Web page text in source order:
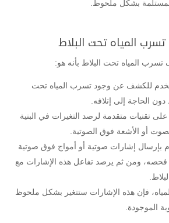
المستلمة بشكل ملحوظ.
المياه تحت البلاط
المياه تحت البلاط بأنه هو:
للكشف عن وجود تسرب المياه تحت
الحاجة إلى إتلافه.
تقنيات متقدمة لرصد التغيرات في البنية
أو الأشعة فوق الصوتية.
بإرسال إشارات صوتية أو أمواج فوق صوتية
فحصه، ومن ثم يرصد تفاعل هذه الإشارات مع
فإن هذه الإشارات ستتغير بشكل ملحوظ
الموجودة.